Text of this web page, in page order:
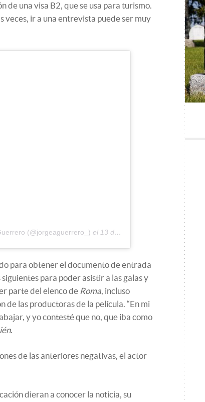
de una visa B2, que se usa para turismo.
veces, ir a una entrevista puede ser muy
(@jorgeaguerrero_) el 13 de Feb de 2019 a las 8:46 PST
para obtener el documento de entrada
para poder asistir a las galas y
parte del elenco de Roma, incluso
las productoras de la película. “En mi
y yo contesté que no, que iba como
.
de las anteriores negativas, el actor
dieran a conocer la noticia, su